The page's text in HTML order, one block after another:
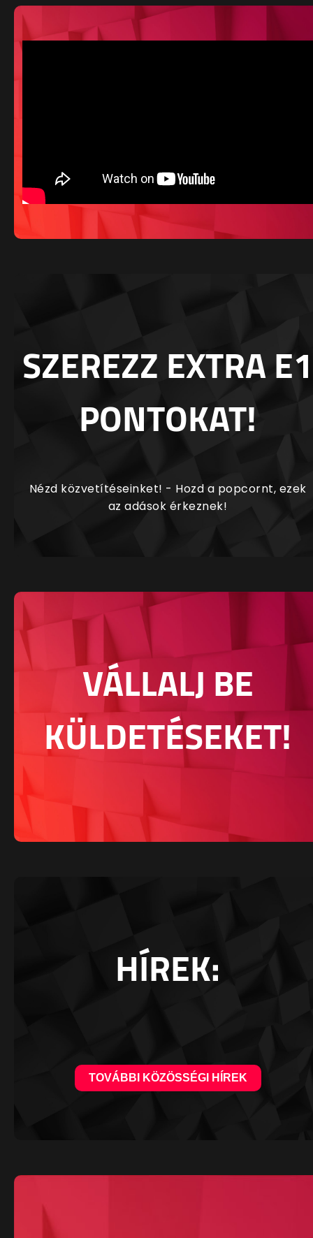
SZEREZZ EXTRA E1
PONTOKAT!
Nézd közvetítéseinket! - Hozd a popcornt, ezek
az adások érkeznek!
VÁLLALJ BE
KÜLDETÉSEKET!
HÍREK:
TOVÁBBI KÖZÖSSÉGI HÍREK